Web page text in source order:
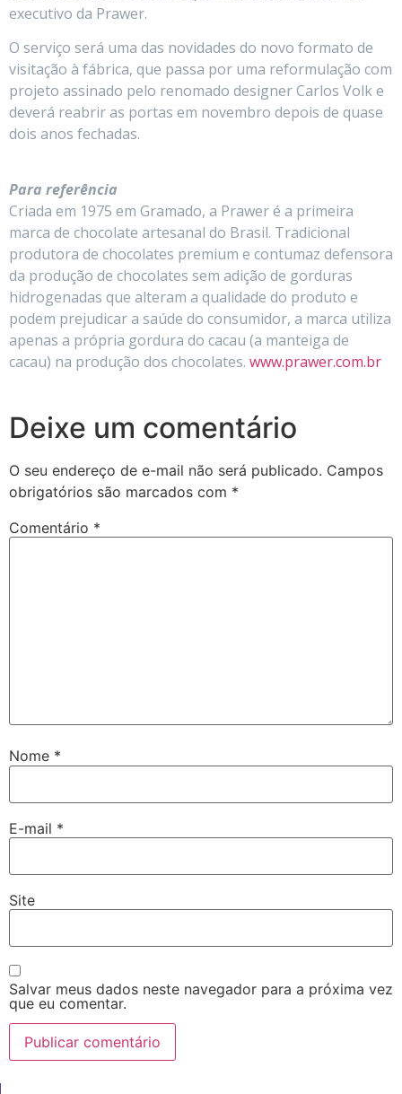
executivo da Prawer.
O serviço será uma das novidades do novo formato de
visitação à fábrica, que passa por uma reformulação com
projeto assinado pelo renomado designer Carlos Volk e
deverá reabrir as portas em novembro depois de quase
dois anos fechadas.
Para referência
Criada em 1975 em Gramado, a Prawer é a primeira
marca de chocolate artesanal do Brasil. Tradicional
produtora de chocolates premium e contumaz defensora
da produção de chocolates sem adição de gorduras
hidrogenadas que alteram a qualidade do produto e
podem prejudicar a saúde do consumidor, a marca utiliza
apenas a própria gordura do cacau (a manteiga de
cacau) na produção dos chocolates. www.prawer.com.br
Deixe um comentário
O seu endereço de e-mail não será publicado. Campos
obrigatórios são marcados com *
Comentário *
Nome *
E-mail *
Site
Salvar meus dados neste navegador para a próxima vez
que eu comentar.